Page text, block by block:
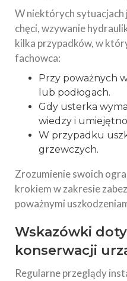
W niektórych sytuacjach
chęci, wzywanie
kilka przypadków, w
fachowca:
Przy poważnych
lub podłogach.
Gdy usterka
wiedzy i
W przypadku
grzewczych.
Zrozumienie swoich
krokiem w zakresie
poważnymi
Wskazówki
konserwacji
Regularne przeglądy